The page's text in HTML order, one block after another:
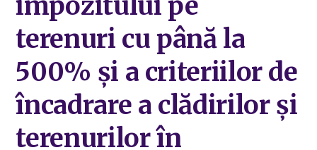
terenuri cu până la
500% și a criteriilor de
încadrare a clădirilor și
terenurilor în